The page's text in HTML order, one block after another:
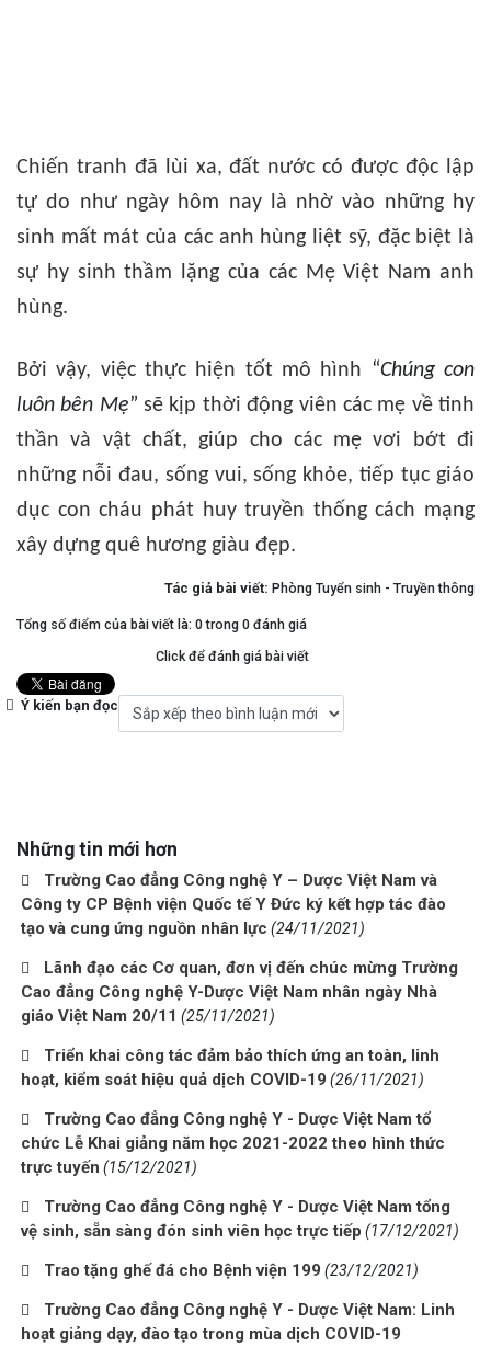
Chiến tranh đã lùi xa, đất nước có được độc lập
tự do như ngày hôm nay là nhờ vào những hy
sinh mất mát của các anh hùng liệt sỹ, đặc biệt là
sự hy sinh thầm lặng của các Mẹ Việt Nam anh
hùng.
Bởi vậy, việc thực hiện tốt mô hình “Chúng con
luôn bên Mẹ” sẽ kịp thời động viên các mẹ về tinh
thần và vật chất, giúp cho các mẹ vơi bớt đi
những nỗi đau, sống vui, sống khỏe, tiếp tục giáo
dục con cháu phát huy truyền thống cách mạng
xây dựng quê hương giàu đẹp.
Tác giả bài viết: Phòng Tuyển sinh - Truyền thông
Tổng số điểm của bài viết là: 0 trong 0 đánh giá
Click để đánh giá bài viết
Ý kiến bạn đọc
Những tin mới hơn
Trường Cao đẳng Công nghệ Y – Dược Việt Nam và
Công ty CP Bệnh viện Quốc tế Y Đức ký kết hợp tác đào
tạo và cung ứng nguồn nhân lực (24/11/2021)
Lãnh đạo các Cơ quan, đơn vị đến chúc mừng Trường
Cao đẳng Công nghệ Y-Dược Việt Nam nhân ngày Nhà
giáo Việt Nam 20/11 (25/11/2021)
Triển khai công tác đảm bảo thích ứng an toàn, linh
hoạt, kiểm soát hiệu quả dịch COVID-19 (26/11/2021)
Trường Cao đẳng Công nghệ Y - Dược Việt Nam tổ
chức Lễ Khai giảng năm học 2021-2022 theo hình thức
trực tuyến (15/12/2021)
Trường Cao đẳng Công nghệ Y - Dược Việt Nam tổng
vệ sinh, sẵn sàng đón sinh viên học trực tiếp (17/12/2021)
Trao tặng ghế đá cho Bệnh viện 199 (23/12/2021)
Trường Cao đẳng Công nghệ Y - Dược Việt Nam: Linh
hoạt giảng dạy, đào tạo trong mùa dịch COVID-19